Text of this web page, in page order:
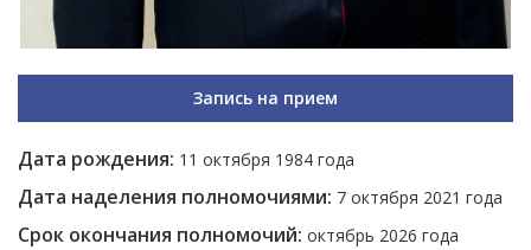
Запись на прием
Дата рождения: 11 октября 1984 года
Дата наделения полномочиями: 7 октября 2021 года
Срок окончания полномочий: октябрь 2026 года